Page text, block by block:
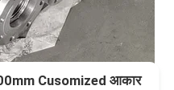
Cusomized आकार